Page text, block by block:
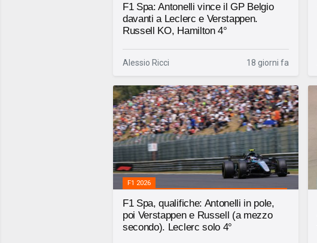
F1 Spa: Antonelli vince il GP Belgio
davanti a Leclerc e Verstappen.
Russell KO, Hamilton 4°
Alessio Ricci 18 giorni fa
F1 2026
F1 Spa, qualifiche: Antonelli in pole,
poi Verstappen e Russell (a mezzo
secondo). Leclerc solo 4°